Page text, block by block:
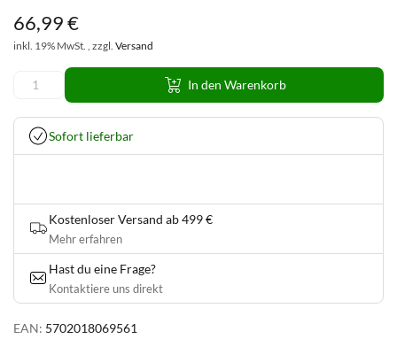
EAN: 5702018069561
66,99€
inkl. 19% MwSt. , zzgl. Versand
In den Warenkorb
Sofort lieferbar
Kostenloser Versand ab 499 €
Mehr erfahren
Hast du eine Frage?
Kontaktiere uns direkt